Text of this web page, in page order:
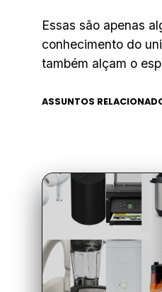
Essas são apenas
conhecimento do
também alçam o
ASSUNTOS